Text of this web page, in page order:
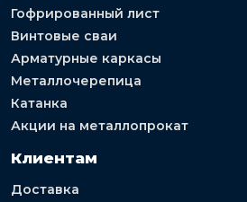
Гофрированный лист
Винтовые сваи
Арматурные каркасы
Металлочерепица
Катанка
Акции на металлопрокат
Клиентам
Доставка